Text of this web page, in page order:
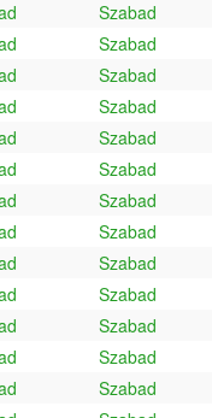
Szabad
Szabad
Szabad
Szabad
Szabad
Szabad
Szabad
Szabad
Szabad
Szabad
Szabad
Szabad
Szabad